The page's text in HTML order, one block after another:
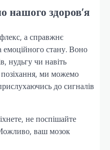
нашого здоров’я
а справжнє
емоційного стану. Воно
нудьгу чи навіть
ми можемо
до сигналів
не поспішайте
ваш мозок